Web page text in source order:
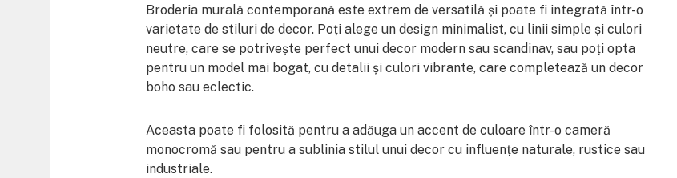
Broderia murală contemporană este extrem de versatilă și poate fi integrată într-o
varietate de stiluri de decor. Poți alege un design minimalist, cu linii simple și culori
neutre, care se potrivește perfect unui decor modern sau scandinav, sau poți opta
pentru un model mai bogat, cu detalii și culori vibrante, care completează un decor
boho sau eclectic.
Aceasta poate fi folosită pentru a adăuga un accent de culoare într-o cameră
monocromă sau pentru a sublinia stilul unui decor cu influențe naturale, rustice sau
industriale.